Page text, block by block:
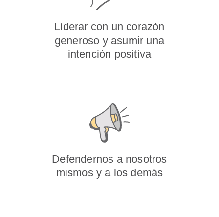
Liderar con un corazón
generoso y asumir una
intención positiva
Defendernos a nosotros
mismos y a los demás